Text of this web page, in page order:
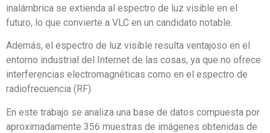
inalámbrica se extienda al espectro de luz visible en el
futuro, lo que convierte a VLC en un candidato notable.
Además, el espectro de luz visible resulta ventajoso en el
entorno industrial del Internet de las cosas, ya que no ofrece
interferencias electromagnéticas como en el espectro de
radiofrecuencia (RF).
En este trabajo se analiza una base de datos compuesta por
aproximadamente 356 muestras de imágenes obtenidas de